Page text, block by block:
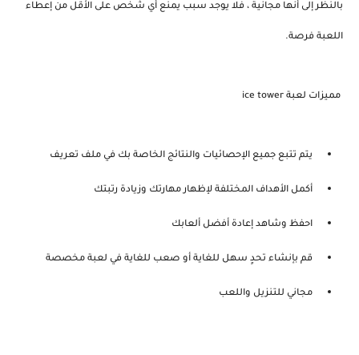
بالنظر إلى أنها مجانية ، فلا يوجد سبب يمنع أي شخص على الأقل من إعطاء
اللعبة فرصة.
مميزات لعبة ice tower
يتم تتبع جميع الإحصائيات والنتائج الخاصة بك في ملف تعريف
أكمل الأهداف المختلفة لإظهار مهارتك وزيادة رتبتك
احفظ وشاهد إعادة أفضل ألعابك
قم بإنشاء تحدٍ سهل للغاية أو صعب للغاية في لعبة مخصصة
مجاني للتنزيل واللعب